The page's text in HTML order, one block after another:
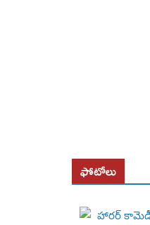
ఫోటోలు